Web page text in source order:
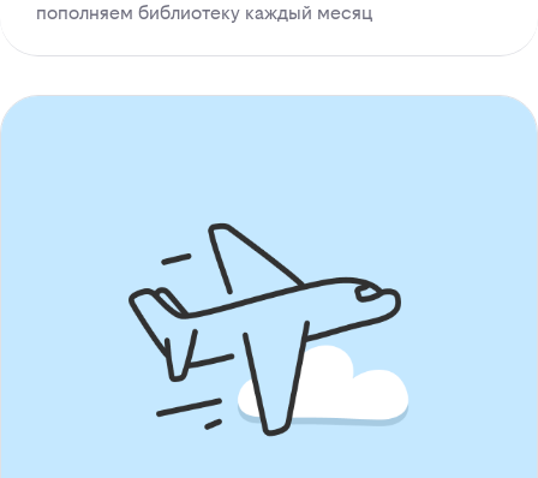
пополняем библиотеку каждый месяц